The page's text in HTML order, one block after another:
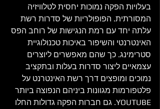
בעלויות הפקה נמוכות יחסית לטלוויזיה
המסורתית. הפופולריות של סדרות רשת
עלתה יחד עם רמת הנגישות של רוחב הפס
האינטרנטי והשיפור באיכות טכנולוגיית
סטרימינג. כך שהם מאפשרים ליוצרים
עצמאיים ליצור סדרות בעלות ובתקציב
נמוכים ומופצים דרך רשת האינטרנט על
פלטפורמות מגוונות ביניהם הנפוצה ביותר
YOUTUBE. גם חברות הפקה גדולות החלו